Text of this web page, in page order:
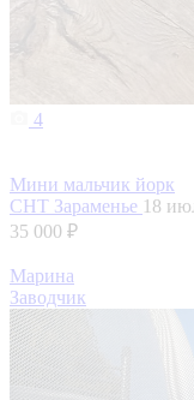
4
Мини мальчик йорк
СНТ Зараменье 18
35 000 ₽
Марина
Заводчик